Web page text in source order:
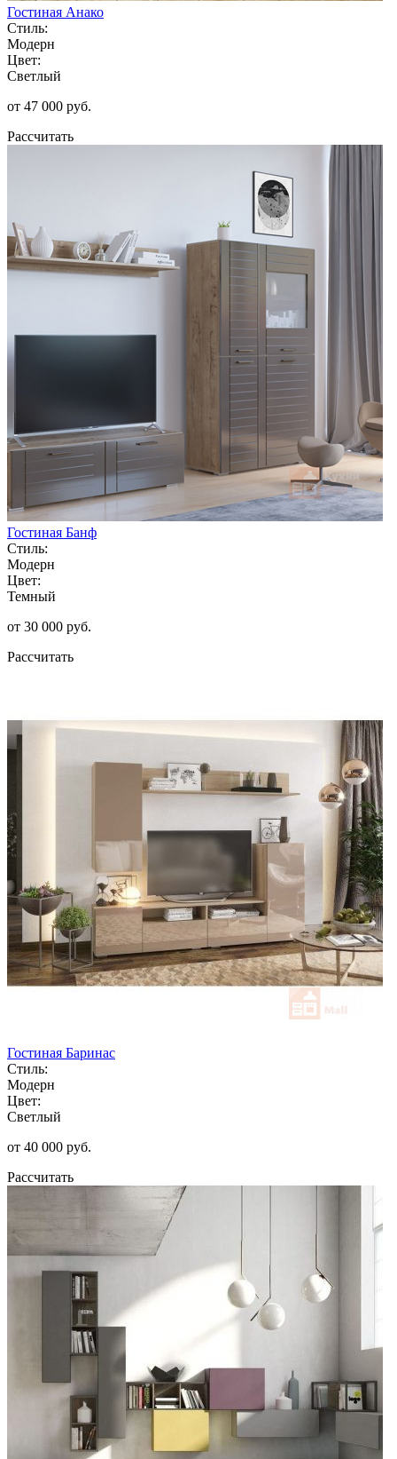
Гостиная Анако
Стиль:
Модерн
Цвет:
Светлый
от 47 000 руб.
Рассчитать
Гостиная Банф
Стиль:
Модерн
Цвет:
Темный
от 30 000 руб.
Рассчитать
Гостиная Баринас
Стиль:
Модерн
Цвет:
Светлый
от 40 000 руб.
Рассчитать